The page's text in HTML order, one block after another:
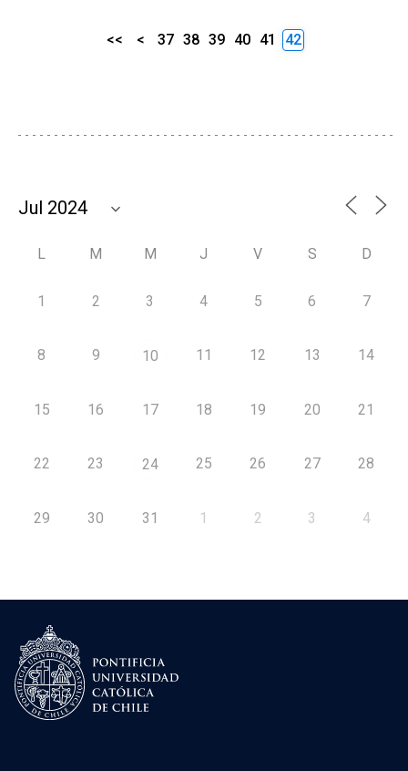
<< < 37 38 39 40 41 42
L M M J V S D
1 2 3 4 5 6 7
8 9 10 11 12 13 14
15 16 17 18 19 20 21
22 23 24 25 26 27 28
29 30 31 1 2 3 4